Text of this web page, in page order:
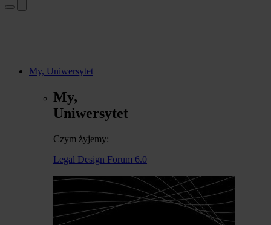
My, Uniwersytet
My,
Uniwersytet
Czym żyjemy:
Legal Design Forum 6.0